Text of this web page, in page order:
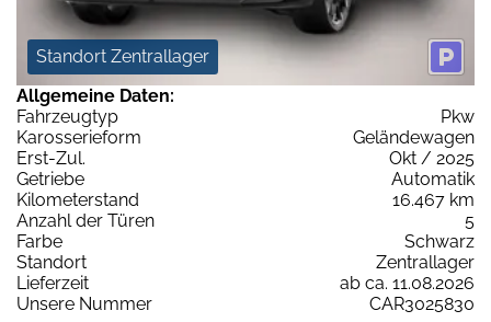
Standort Zentrallager
Allgemeine Daten:
Fahrzeugtyp
Pkw
Karosserieform
Geländewagen
Erst-Zul.
Okt / 2025
Getriebe
Automatik
Kilometerstand
16.467 km
Anzahl der Türen
5
Farbe
Schwarz
Standort
Zentrallager
Lieferzeit
ab ca. 11.08.2026
Unsere Nummer
CAR3025830